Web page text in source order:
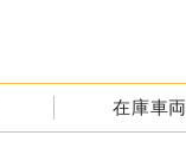
在庫車両